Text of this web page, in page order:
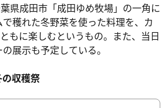
県成田市「成田ゆめ牧場」の一角に
穫れた冬野菜を使った料理を、カ
もに楽しむというもの。また、当日
展示も予定している。
収穫祭